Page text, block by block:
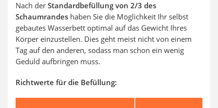
Nach der Standardbefüllung von 2/3 des
Schaumrandes haben Sie die Möglichkeit Ihr selbst
gebautes Wasserbett optimal auf das Gewicht Ihres
Körper einzustellen. Dies geht meist nicht von einem
Tag auf den anderen, sodass man schon ein wenig
Geduld aufbringen muss.
Richtwerte für die Befüllung: